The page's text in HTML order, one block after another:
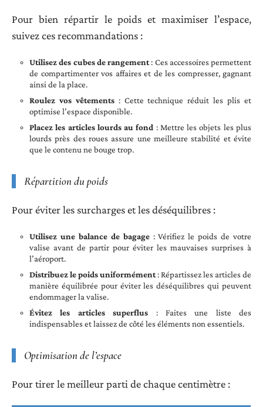
Pour bien répartir le poids et maximiser l’espace,
suivez ces recommandations :
Utilisez des cubes de rangement: Ces accessoires permettent
de compartimenter vos affaires et de les compresser, gagnant
ainsi de la place.
Roulez vos vêtements: Cette technique réduit les plis et
optimise l’espace disponible.
Placez les articles lourds au fond : Mettre les objets les plus
lourds près des roues assure une meilleure stabilité et évite
que le contenu ne bouge trop.
Répartition du poids
Pour éviter les surcharges et les déséquilibres :
Utilisez une balance de bagage: Vérifiez le poids de votre
valise avant de partir pour éviter les mauvaises surprises à
l’aéroport.
Distribuez le poids uniformément: Répartissez les articles de
manière équilibrée pour éviter les déséquilibres qui peuvent
endommager la valise.
Évitez les articles superflus : Faites une liste des
indispensables et laissez de côté les éléments non essentiels.
Optimisation de l’espace
Pour tirer le meilleur parti de chaque centimètre :